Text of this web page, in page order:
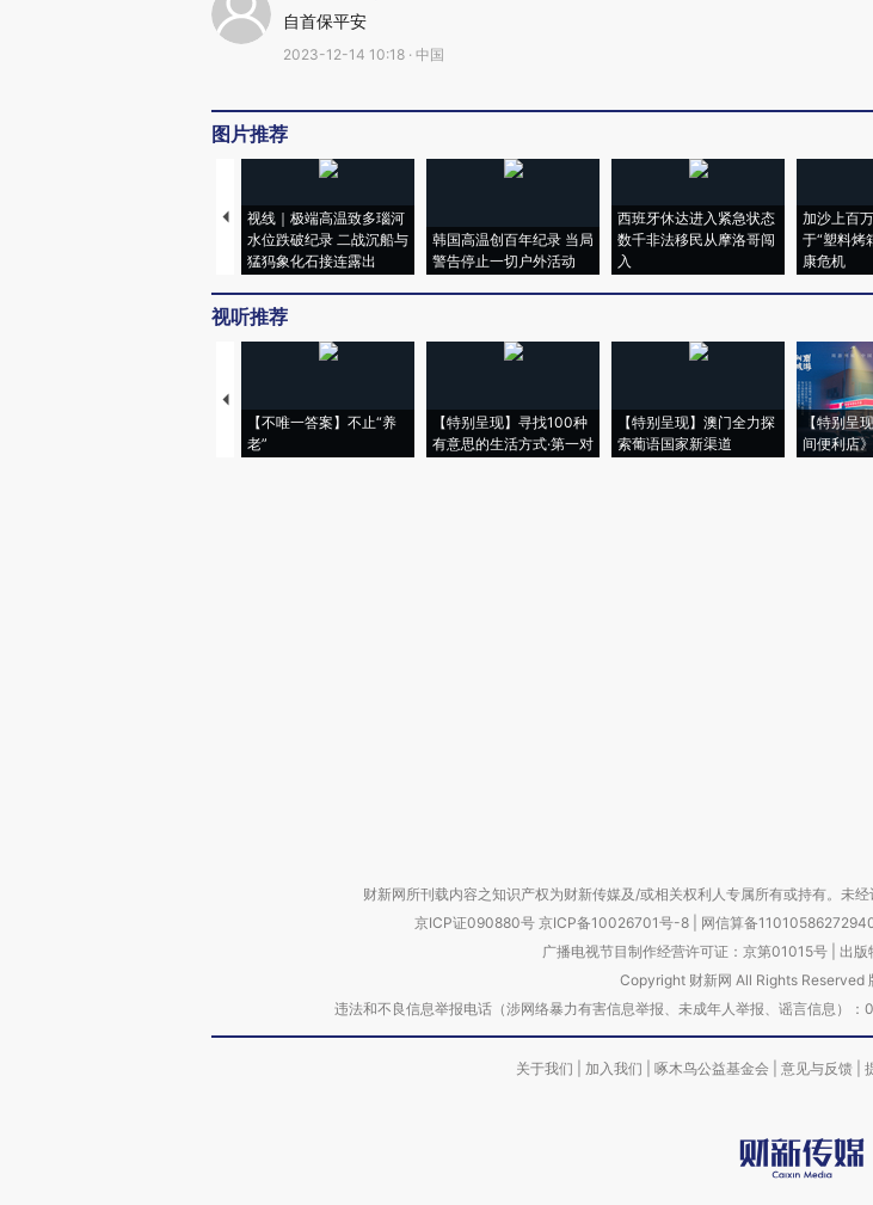
自首保平安
2023-12-14 10:18 · 中国
图片推荐
视线｜极端高温致多瑙河
水位跌破纪录 二战沉船与
猛犸象化石接连露出
韩国高温创百年纪录 当局
警告停止一切户外活动
西班牙休达进入紧急状态
数千非法移民从摩洛哥闯
入
加沙上百
于“塑料烤
康危机
视听推荐
【不唯一答案】不止“养
老”
【特别呈现】寻找100种
有意思的生活方式·第一对
【特别呈现】澳门全力探
索葡语国家新渠道
【特别呈
间便利店
财新网所刊载内容之知识产权为财新传媒及/或相关权利人专属所有或持有。未
京ICP证090880号 京ICP备10026701号-8 网信算备
广播电视节目制作经营许可证：京第01015号| 出版
Copyright 财新网 All Rights Reserved
违法和不良信息举报电话（涉网络暴力有害信息举报、未成年人举报、谣言信息
关于我们 加入我们 啄木鸟公益基金会 意见与反馈